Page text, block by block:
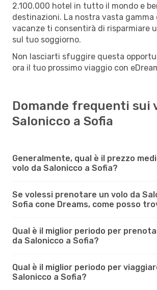
2.100.000 hotel in tutto il mondo e
destinazioni. La nostra vasta
vacanze ti consentirà di risparmiare
sul tuo soggiorno.
Non lasciarti sfuggire questa
ora il tuo prossimo viaggio con
Domande frequenti sui
Salonicco a Sofia
Generalmente, qual è il prezzo
volo da Salonicco a Sofia?
Se volessi prenotare un volo da
Sofia cone Dreams, come posso
Qual è il miglior periodo per
da Salonicco a Sofia?
Qual è il miglior periodo per
Salonicco a Sofia?